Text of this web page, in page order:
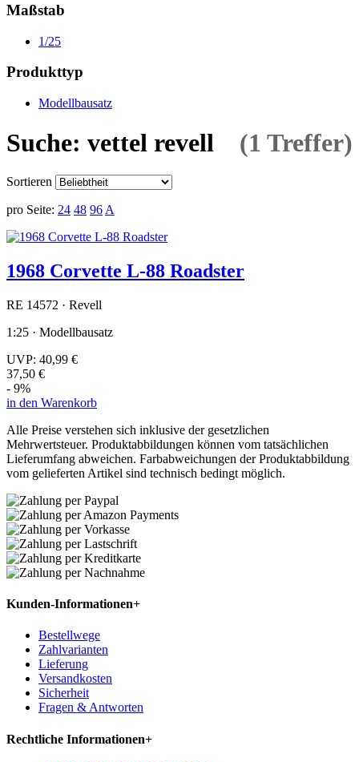
Maßstab
1/25
Produkttyp
Modellbausatz
Suche: vettel revell (1 Treffer)
Sortieren
pro Seite: 24 48 96 A
1968 Corvette L-88 Roadster
RE 14572 · Revell
1:25 · Modellbausatz
UVP: 40,99 €
37,50 €
- 9%
in den Warenkorb
Alle Preise verstehen sich inklusive der gesetzlichen
Mehrwertsteuer. Produktabbildungen können vom tatsächlichen
Lieferumfang abweichen. Farbabweichungen der Produktabbildung
vom gelieferten Artikel sind technisch bedingt möglich.
Kunden-Informationen+
Bestellwege
Zahlvarianten
Lieferung
Versandkosten
Sicherheit
Fragen & Antworten
Rechtliche Informationen+